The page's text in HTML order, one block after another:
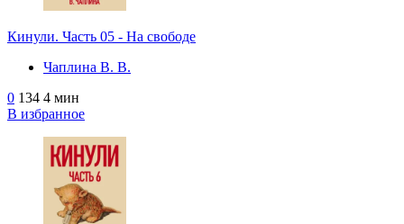
Кинули. Часть 05 - На свободе
Чаплина В. В.
0 134 4 мин
В избранное